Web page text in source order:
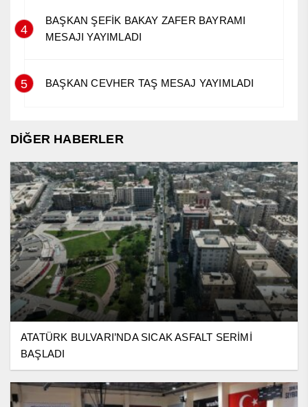
4
BAŞKAN ŞEFİK BAKAY ZAFER BAYRAMI
MESAJI YAYIMLADI
5 BAŞKAN CEVHER TAŞ MESAJ YAYIMLADI
DİĞER HABERLER
ATATÜRK BULVARI’NDA SICAK ASFALT SERİMİ
BAŞLADI